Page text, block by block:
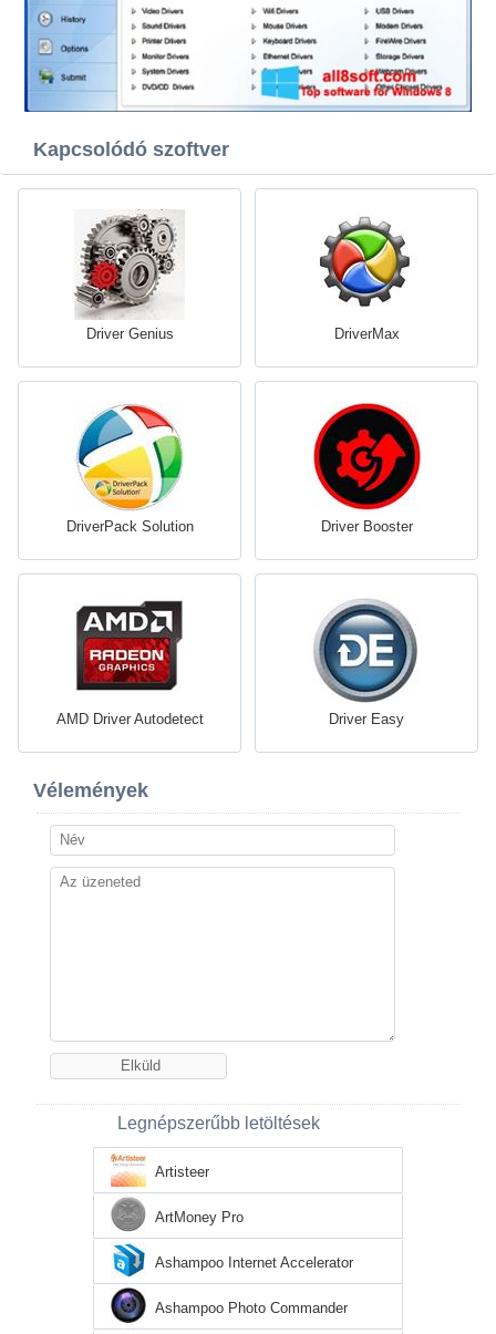
Kapcsolódó szoftver
Driver Genius DriverMax
DriverPack Solution Driver Booster
AMD Driver Autodetect Driver Easy
Vélemények
Legnépszerűbb letöltések
Artisteer
ArtMoney Pro
Ashampoo Internet Accelerator
Ashampoo Photo Commander